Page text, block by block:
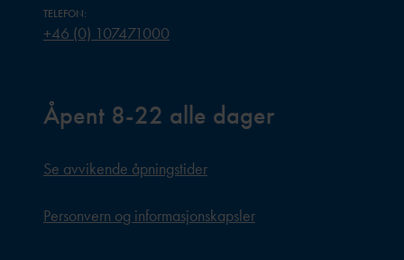
TELEFON:
+46 (0) 107471000
Åpent 8-22 alle dager
Se avvikende åpningstider
Personvern og informasjonskapsler